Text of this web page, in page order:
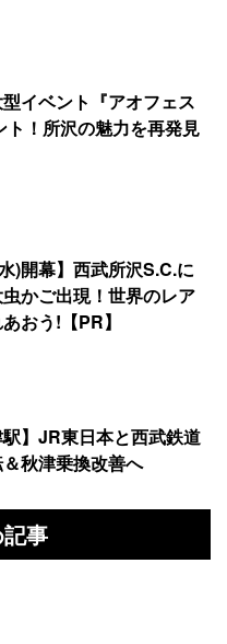
イベント『アオフェス
！所沢の魅力を再発見
)開幕】西武所沢S.C.に
かご出現！世界のレア
おう!【PR】
駅】JR東日本と西武鉄道
秋津乗換改善へ
事